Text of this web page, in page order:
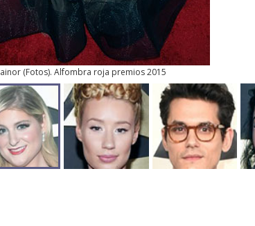
(Fotos). Alfombra roja premios 2015